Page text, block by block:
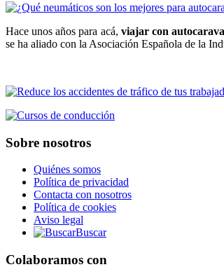
Hace unos años para acá, viajar con
se ha aliado con la Asociación Española de la
Sobre nosotros
Quiénes somos
Política de privacidad
Contacta con nosotros
Política de cookies
Aviso legal
Buscar
Colaboramos con